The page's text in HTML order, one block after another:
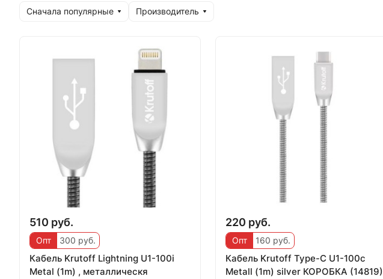
Сначала популярные Производитель
510 руб.
Опт 300 руб.
Кабель Krutoff Lightning U1-100i
Metal (1m) , металлическя
220 руб.
Опт 160 руб.
Кабель Krutoff Type-C U1-100c
Metall (1m) silver КОРОБКА (14819)